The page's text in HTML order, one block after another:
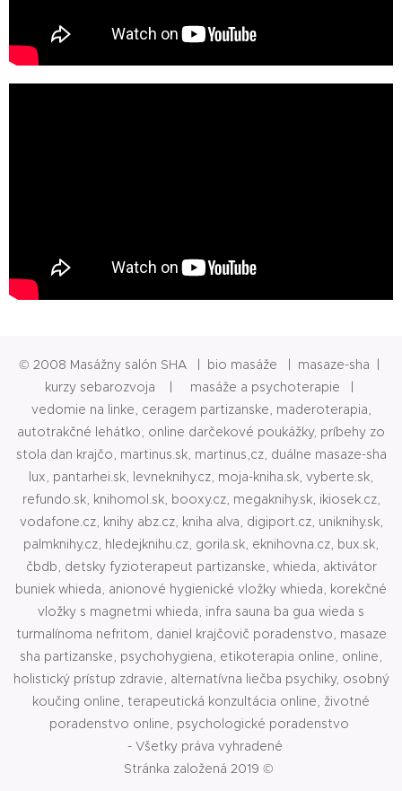
© 2008 Masážny salón SHA | bio masáže | masaze-sha |
kurzy sebarozvoja | masáže a psychoterapie |
vedomie na linke, ceragem partizanske, maderoterapia,
autotrakčné lehátko, online darčekové poukážky, príbehy zo
stola dan krajčo, martinus.sk, martinus,cz, duálne masaze-sha
lux, pantarhei.sk, levneknihy.cz, moja-kniha.sk, vyberte.sk,
refundo.sk, knihomol.sk, booxy.cz, megaknihy.sk, ikiosek.cz,
vodafone.cz, knihy abz.cz, kniha alva, digiport.cz, uniknihy.sk,
palmknihy.cz, hledejknihu.cz, gorila.sk, eknihovna.cz, bux.sk,
čbdb, detsky fyzioterapeut partizanske, whieda, aktivátor
buniek whieda, anionové hygienické vložky whieda, korekčné
vložky s magnetmi whieda, infra sauna ba gua wieda s
turmalínoma nefritom, daniel krajčovič poradenstvo, masaze
sha partizanske, psychohygiena, etikoterapia online, online,
holistický prístup zdravie, alternatívna liečba psychiky, osobný
koučing online, terapeutická konzultácia online, životné
poradenstvo online, psychologické poradenstvo
- Všetky práva vyhradené
Stránka založená 2019 ©